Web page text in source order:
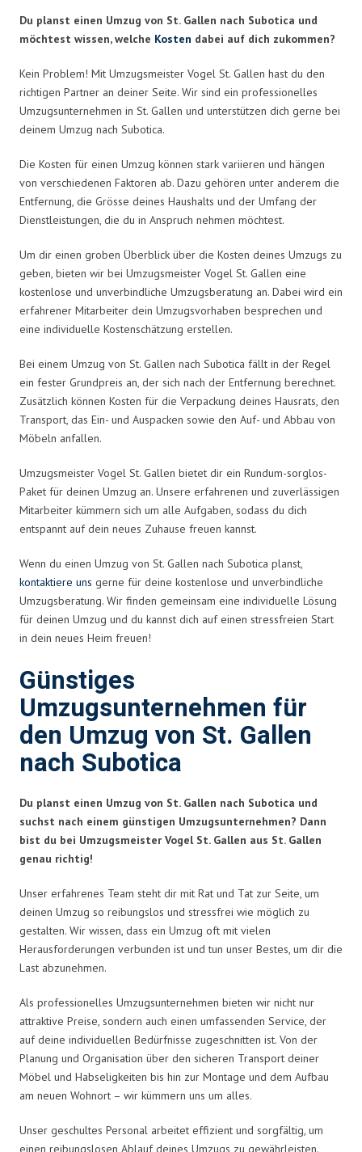
Du planst einen Umzug von St. Gallen nach Subotica und
möchtest wissen, welche Kosten dabei auf dich zukommen?
Kein Problem! Mit Umzugsmeister Vogel St. Gallen hast du den
richtigen Partner an deiner Seite. Wir sind ein professionelles
Umzugsunternehmen in St. Gallen und unterstützen dich gerne bei
deinem Umzug nach Subotica.
Die Kosten für einen Umzug können stark variieren und hängen
von verschiedenen Faktoren ab. Dazu gehören unter anderem die
Entfernung, die Grösse deines Haushalts und der Umfang der
Dienstleistungen, die du in Anspruch nehmen möchtest.
Um dir einen groben Überblick über die Kosten deines Umzugs zu
geben, bieten wir bei Umzugsmeister Vogel St. Gallen eine
kostenlose und unverbindliche Umzugsberatung an. Dabei wird ein
erfahrener Mitarbeiter dein Umzugsvorhaben besprechen und
eine individuelle Kostenschätzung erstellen.
Bei einem Umzug von St. Gallen nach Subotica fällt in der Regel
ein fester Grundpreis an, der sich nach der Entfernung berechnet.
Zusätzlich können Kosten für die Verpackung deines Hausrats, den
Transport, das Ein- und Auspacken sowie den Auf- und Abbau von
Möbeln anfallen.
Umzugsmeister Vogel St. Gallen bietet dir ein Rundum-sorglos-
Paket für deinen Umzug an. Unsere erfahrenen und zuverlässigen
Mitarbeiter kümmern sich um alle Aufgaben, sodass du dich
entspannt auf dein neues Zuhause freuen kannst.
Wenn du einen Umzug von St. Gallen nach Subotica planst,
kontaktiere uns gerne für deine kostenlose und unverbindliche
Umzugsberatung. Wir finden gemeinsam eine individuelle Lösung
für deinen Umzug und du kannst dich auf einen stressfreien Start
in dein neues Heim freuen!
Günstiges
Umzugsunternehmen für
den Umzug von St. Gallen
nach Subotica
Du planst einen Umzug von St. Gallen nach Subotica und
suchst nach einem günstigen Umzugsunternehmen? Dann
bist du bei Umzugsmeister Vogel St. Gallen aus St. Gallen
genau richtig!
Unser erfahrenes Team steht dir mit Rat und Tat zur Seite, um
deinen Umzug so reibungslos und stressfrei wie möglich zu
gestalten. Wir wissen, dass ein Umzug oft mit vielen
Herausforderungen verbunden ist und tun unser Bestes, um dir die
Last abzunehmen.
Als professionelles Umzugsunternehmen bieten wir nicht nur
attraktive Preise, sondern auch einen umfassenden Service, der
auf deine individuellen Bedürfnisse zugeschnitten ist. Von der
Planung und Organisation über den sicheren Transport deiner
Möbel und Habseligkeiten bis hin zur Montage und dem Aufbau
am neuen Wohnort – wir kümmern uns um alles.
Unser geschultes Personal arbeitet effizient und sorgfältig, um
einen reibungslosen Ablauf deines Umzugs zu gewährleisten.